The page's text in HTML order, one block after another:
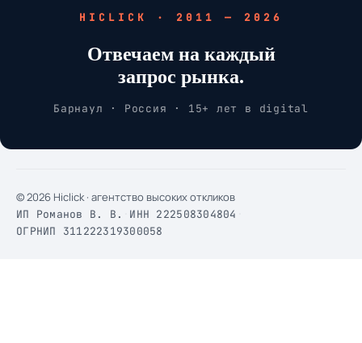
HICLICK · 2011 — 2026
Отвечаем на каждый
запрос рынка.
Барнаул · Россия · 15+ лет в digital
© 2026 Hiclick · агентство высоких откликов
ИП Романов В. В. ИНН 222508304804
ОГРНИП 311222319300058